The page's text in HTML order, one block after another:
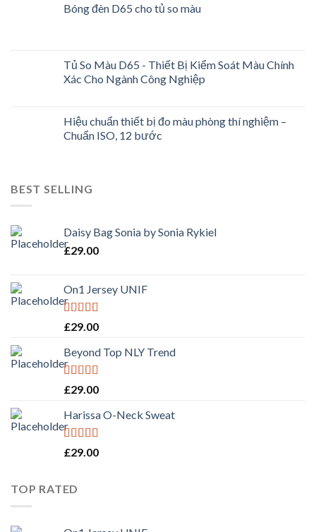
Bóng đèn D65 cho tủ so màu
Tủ So Màu D65 - Thiết Bị Kiểm Soát Màu Chính
Xác Cho Ngành Công Nghiệp
Hiệu chuẩn thiết bị đo màu phòng thí nghiệm –
Chuẩn ISO, 12 bước
BEST SELLING
Daisy Bag Sonia by Sonia Rykiel
£29.00
On1 Jersey UNIF
Rated5.00
£29.00
Beyond Top NLY Trend
Rated
of 5
£29.00
Harissa O-Neck Sweat
Rated4.00
£29.00
TOP RATED